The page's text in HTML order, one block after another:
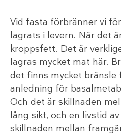
Vid fasta förbränner vi
lagrats i levern. När det
kroppsfett. Det är
lagras mycket mat här.
det finns mycket bränsle
anledning för
Och det är skillnaden
lång sikt, och en livstid
skillnaden mellan